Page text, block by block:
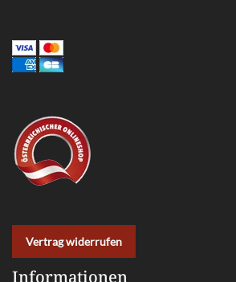
Vertrag widerrufen
Informationen